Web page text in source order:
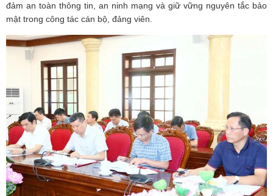
đảm an toàn thông tin, an ninh mạng và giữ vững nguyên tắc bảo
mật trong công tác cán bộ, đảng viên.